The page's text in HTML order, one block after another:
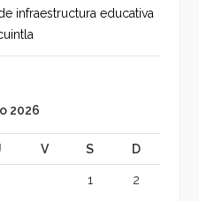
infraestructura educativa
2026
V S D
1 2